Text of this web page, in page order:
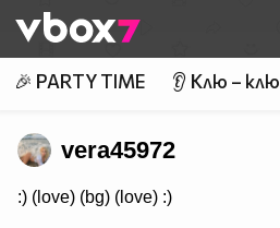
👾
🎉 PARTY TIME 👂 Клю – клю
vera45972
:) (love) (bg) (love) :)